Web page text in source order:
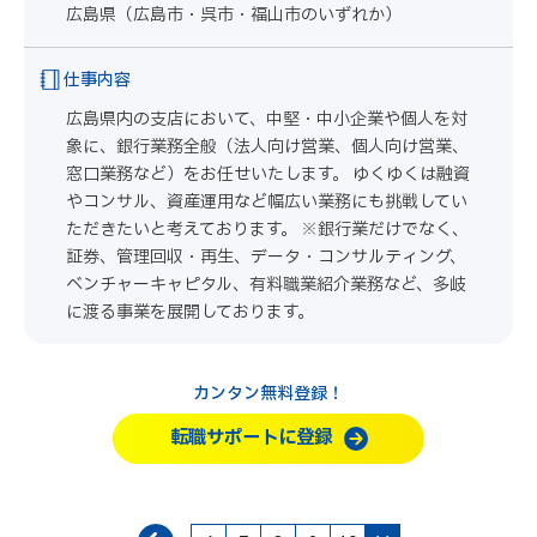
広島県（広島市・呉市・福山市のいずれか）
仕事内容
広島県内の支店において、中堅・中小企業や個人を対
象に、銀行業務全般（法人向け営業、個人向け営業、
窓口業務など）をお任せいたします。 ゆくゆくは融資
やコンサル、資産運用など幅広い業務にも挑戦してい
ただきたいと考えております。 ※銀行業だけでなく、
証券、管理回収・再生、データ・コンサルティング、
ベンチャーキャピタル、有料職業紹介業務など、多岐
に渡る事業を展開しております。
カンタン無料登録！
転職サポートに登録